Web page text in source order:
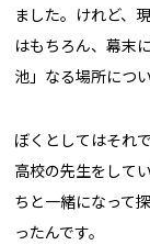
ました。けれど、
はもちろん、幕末
池」なる場所につ
ぼくとしてはそれ
高校の先生をして
ちと一緒になって
ったんです。